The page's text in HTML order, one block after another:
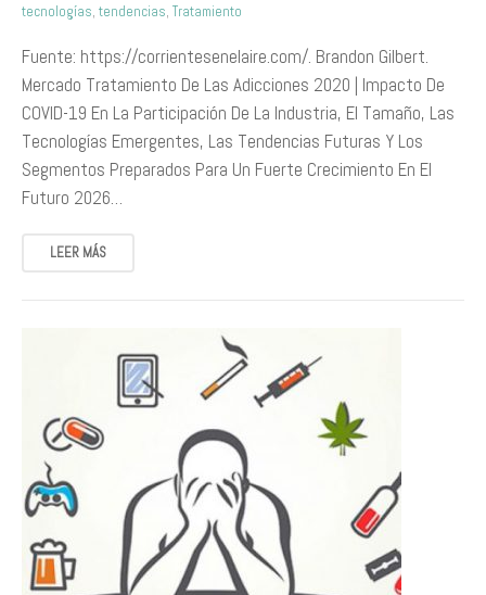
tecnologías, tendencias, Tratamiento
Fuente: https://corrientesenelaire.com/. Brandon Gilbert.
Mercado Tratamiento De Las Adicciones 2020 | Impacto De
COVID-19 En La Participación De La Industria, El Tamaño, Las
Tecnologías Emergentes, Las Tendencias Futuras Y Los
Segmentos Preparados Para Un Fuerte Crecimiento En El
Futuro 2026…
LEER MÁS